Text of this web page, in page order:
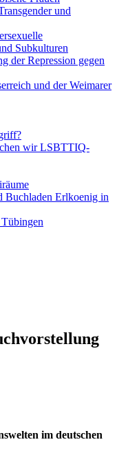
und
Subkulturen
der Repression gegen
und der Weimarer
wir LSBTTIQ-
Buchladen Erlkoenig in
im deutschen